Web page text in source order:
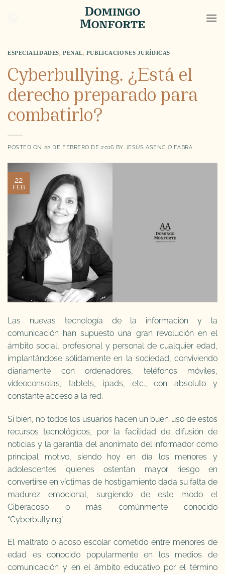
ESPECIALIDADES, PENAL, PUBLICACIONES JURÍDICAS
Cyberbullying. ¿Está el
derecho preparado para
combatirlo?
POSTED ON 22 DE FEBRERO DE 2016 BY JESÚS ASENCIO FABRA
22
FEB
Las nuevas tecnología de la información y la
comunicación han supuesto una gran revolución en el
ámbito social, profesional y personal de cualquier edad,
implantándose sólidamente en la sociedad, conviviendo
diariamente con ordenadores, teléfonos móviles,
videoconsolas, tablets, ipads, etc., con absoluto y
constante acceso a la red.
Si bien, no todos los usuarios hacen un buen uso de estos
recursos tecnológicos, por la facilidad de difusión de
noticias y la garantía del anonimato del informador como
principal motivo, siendo hoy en día los menores y
adolescentes quienes ostentan mayor riesgo en
convertirse en víctimas de hostigamiento dada su falta de
madurez emocional, surgiendo de este modo el
Ciberacoso o más comúnmente conocido
“Cyberbullying”.
El maltrato o acoso escolar cometido entre menores de
edad es conocido popularmente en los medios de
comunicación y en el ámbito educativo por el término